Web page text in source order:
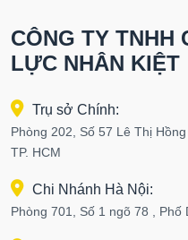
CÔNG TY TNHH
LỰC NHÂN KIỆT
Trụ sở Chính:
Phòng 202, Số 57 Lê Thị
TP. HCM
Chi Nhánh Hà Nội:
Phòng 701, Số 1 ngõ 78 ,